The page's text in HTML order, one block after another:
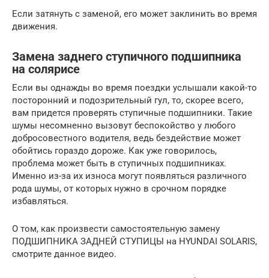
Если затянуть с заменой, его может заклинить во время
движения.
Замена заднего ступичного подшипника
на солярисе
Если вы однажды во время поездки услышали какой-то
посторонний и подозрительный гул, то, скорее всего,
вам придется проверять ступичные подшипники. Такие
шумы несомненно вызовут беспокойство у любого
добросовестного водителя, ведь бездействие может
обойтись гораздо дороже. Как уже говорилось,
проблема может быть в ступичных подшипниках.
Именно из-за их износа могут появляться различного
рода шумы, от которых нужно в срочном порядке
избавляться.
О том, как произвести самостоятельную замену
ПОДШИПНИКА ЗАДНЕЙ СТУПИЦЫ на HYUNDAI SOLARIS,
смотрите данное видео.